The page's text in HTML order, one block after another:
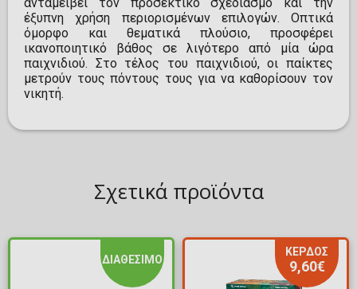
ανταμείβει τον προσεκτικό σχεδιασμό και την
έξυπνη χρήση περιορισμένων επιλογών. Οπτικά
όμορφο και θεματικά πλούσιο, προσφέρει
ικανοποιητικό βάθος σε λιγότερο από μία ώρα
παιχνιδιού. Στο τέλος του παιχνιδιού, οι παίκτες
μετρούν τους πόντους τους για να καθορίσουν τον
νικητή.
Σχετικά προϊόντα
ΔΙΑΘΕΣΙΜΟ
ΚΕΡΔΟΣ
9,60€